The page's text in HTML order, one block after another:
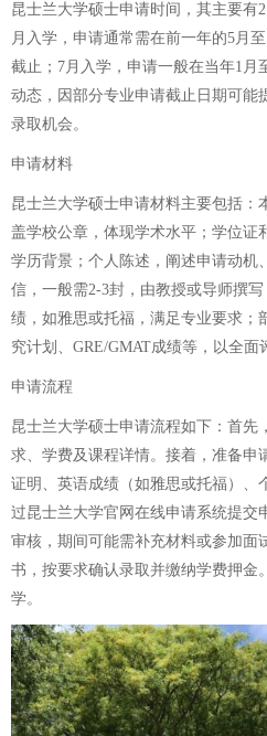
昆士兰大学硕士申请时间，其主要有
月入学，申请通常需在前一年的5月
截止；7月入学，申请一般在当年1月
动态，因部分专业申请截止日期可能
录取机会。
申请材料
昆士兰大学硕士申请材料主要包括：
盖学校公章，体现学术水平；学位证
学历背景；个人陈述，阐述申请动机
信，一般需2-3封，由教授或导师撰
绩，如雅思或托福，满足专业要求；
究计划、GRE/GMAT成绩等，以全面
申请流程
昆士兰大学硕士申请流程如下：首先
求、学费及课程详情。接着，准备申
证明、英语成绩（如雅思或托福）、
过昆士兰大学官网在线申请系统提交
审核，期间可能需补充材料或参加面
书，按要求确认录取并缴纳学费押金
学。